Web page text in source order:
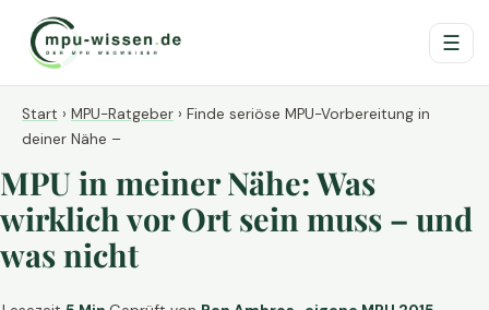
☰
Start › MPU-Ratgeber › Finde seriöse MPU-Vorbereitung in
deiner Nähe –
MPU in meiner Nähe: Was
wirklich vor Ort sein muss – und
was nicht